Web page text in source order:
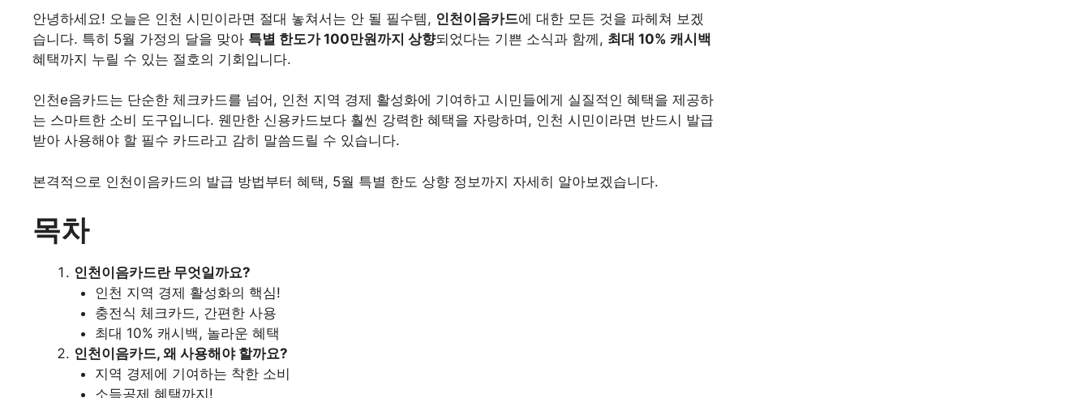
안녕하세요! 오늘은 인천 시민이라면 절대 놓쳐서는 안 될 필수템, 인천이음카드에 대한 모든 것을 파헤쳐 보겠
습니다. 특히 5월 가정의 달을 맞아 특별 한도가 100만원까지 상향되었다는 기쁜 소식과 함께, 최대 10% 캐시백
혜택까지 누릴 수 있는 절호의 기회입니다.
인천e음카드는 단순한 체크카드를 넘어, 인천 지역 경제 활성화에 기여하고 시민들에게 실질적인 혜택을 제공하
는 스마트한 소비 도구입니다. 웬만한 신용카드보다 훨씬 강력한 혜택을 자랑하며, 인천 시민이라면 반드시 발급
받아 사용해야 할 필수 카드라고 감히 말씀드릴 수 있습니다.
본격적으로 인천이음카드의 발급 방법부터 혜택, 5월 특별 한도 상향 정보까지 자세히 알아보겠습니다.
목차
인천이음카드란 무엇일까요?
인천 지역 경제 활성화의 핵심!
충전식 체크카드, 간편한 사용
최대 10% 캐시백, 놀라운 혜택
인천이음카드, 왜 사용해야 할까요?
지역 경제에 기여하는 착한 소비
소득공제 혜택까지!